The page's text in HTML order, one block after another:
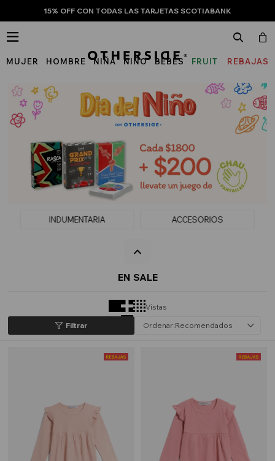
15% OFF CON TODAS LAS TARJETAS SCOTIABANK
MUJER HOMBRE NIÑA NIÑO BEBÉS
FRUIT
THE
LOOM
REBAJAS

INDUMENTARIA ACCESORIOS
EN SALE
Vistas
Recomendados